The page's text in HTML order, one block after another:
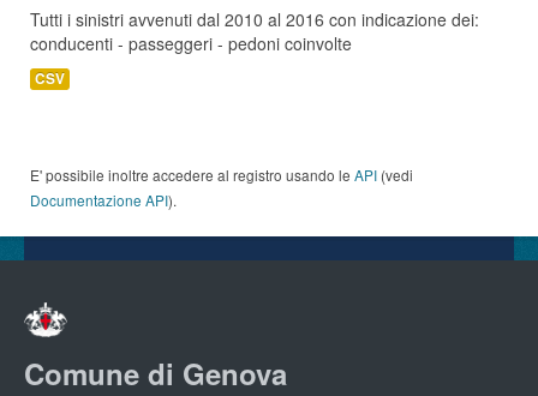
Tutti i sinistri avvenuti dal 2010 al 2016 con indicazione dei:
conducenti - passeggeri - pedoni coinvolte
CSV
E' possibile inoltre accedere al registro usando le API (vedi
Documentazione API).
Comune di Genova